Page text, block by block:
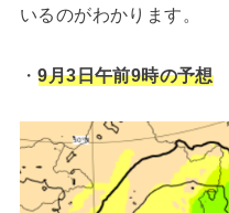
いるのがわかります。
・9月3日午前9時の予想